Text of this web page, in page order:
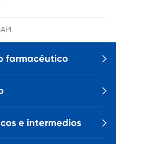
farmacéutico 

e intermedios 